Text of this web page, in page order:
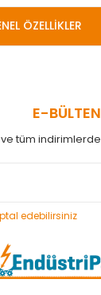
ÖZELLİKLER
E-BÜLTEN
tüm
edebilirsiniz